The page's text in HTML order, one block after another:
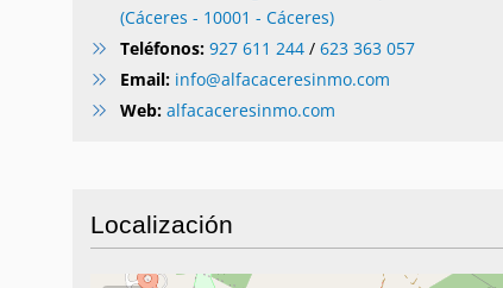
(Cáceres - 10001 - Cáceres)
Teléfonos: 927 611 244 /623 363 057
Email: info@alfacaceresinmo.com
Web: alfacaceresinmo.com
Localización